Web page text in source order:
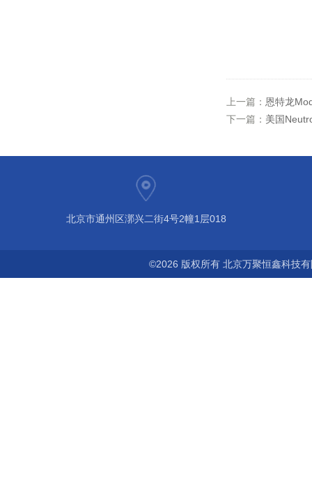
上一篇： 恩特龙
下一篇： 美国
北京市通州区漷兴二街4号2幢1层018
©2026 版权所有 北京万聚恒鑫科技